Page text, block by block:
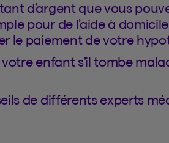
d’argent que vous
pour de l’aide à
le paiement de votre
enfant s’il tombe
de différents experts